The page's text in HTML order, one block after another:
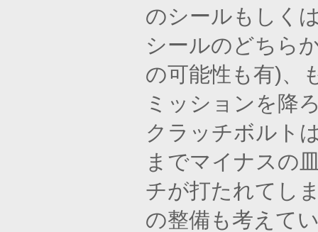
のシールもしく
シールのどちら
の可能性も有)、
ミッションを降
クラッチボルト
までマイナスの
チが打たれてし
の整備も考えて